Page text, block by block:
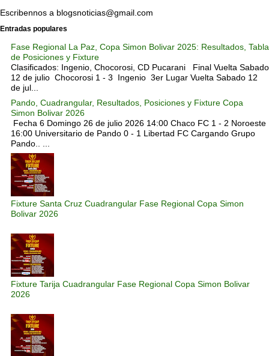
Escribennos a blogsnoticias@gmail.com
Entradas populares
Fase Regional La Paz, Copa Simon Bolivar 2025: Resultados, Tabla
de Posiciones y Fixture
Clasificados: Ingenio, Chocorosi, CD Pucarani Final Vuelta Sabado
12 de julio Chocorosi 1 - 3 Ingenio 3er Lugar Vuelta Sabado 12
de jul...
Pando, Cuadrangular, Resultados, Posiciones y Fixture Copa
Simon Bolivar 2026
Fecha 6 Domingo 26 de julio 2026 14:00 Chaco FC 1 - 2 Noroeste
16:00 Universitario de Pando 0 - 1 Libertad FC Cargando Grupo
Pando.. ...
Fixture Santa Cruz Cuadrangular Fase Regional Copa Simon
Bolivar 2026
Fixture Tarija Cuadrangular Fase Regional Copa Simon Bolivar
2026